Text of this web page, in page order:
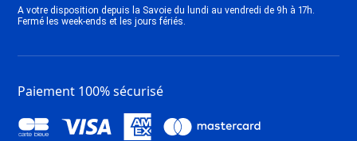
A votre disposition depuis la Savoie du lundi au vendredi de 9h à 17h.
Fermé les week-ends et les jours fériés.
Paiement 100% sécurisé